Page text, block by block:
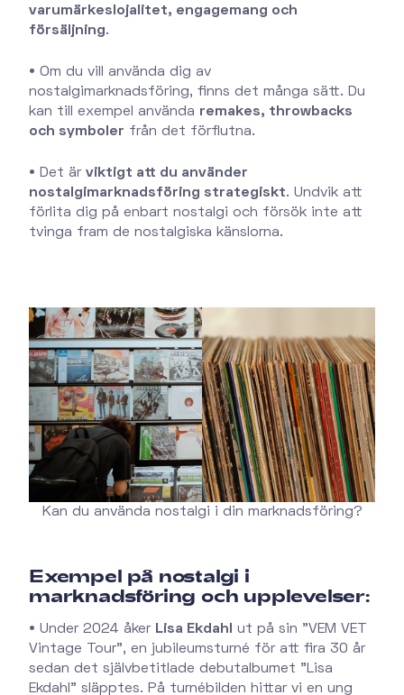
varumärkeslojalitet, engagemang och
försäljning.
• Om du vill använda dig av
nostalgimarknadsföring, finns det många sätt. Du
kan till exempel använda remakes, throwbacks
och symboler från det förflutna.
• Det är viktigt att du använder
nostalgimarknadsföring strategiskt. Undvik att
förlita dig på enbart nostalgi och försök inte att
tvinga fram de nostalgiska känslorna.
Kan du använda nostalgi i din marknadsföring?
Exempel på nostalgi i
marknadsföring och upplevelser:
• Under 2024 åker Lisa Ekdahl
ut på sin "VEM VET
Vintage Tour", en jubileumsturné för att fira 30 år
sedan det självbetitlade debutalbumet ”Lisa
Ekdahl” släpptes. På turnébilden hittar vi en ung